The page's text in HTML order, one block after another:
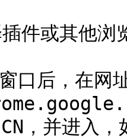
件或其他浏
口后，在网
，并进入，